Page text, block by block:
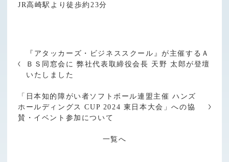
JR高崎駅より徒歩約23分
『アタッカーズ・ビジネススクール』が主催するＡ
ＢＳ同窓会に 弊社代表取締役会長 天野 太郎が登壇
いたしました
一覧へ
「日本知的障がい者ソフトボール連盟主催 ハンズ
ホールディングス CUP 2024 東日本大会」への協
賛・イベント参加について